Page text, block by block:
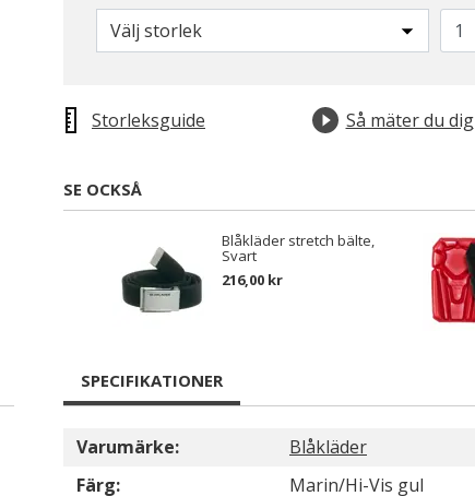
Välj storlek
Storleksguide Så mäter du dig
SE OCKSÅ
Blåkläder stretch bälte,
Svart
216,00 kr
SPECIFIKATIONER
Varumärke:
Blåkläder
Färg:
Marin/Hi-Vis gul